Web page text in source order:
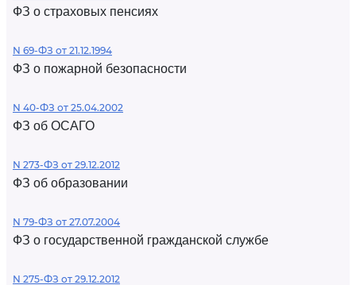
ФЗ о страховых пенсиях
N 69-ФЗ от 21.12.1994
ФЗ о пожарной безопасности
N 40-ФЗ от 25.04.2002
ФЗ об ОСАГО
N 273-ФЗ от 29.12.2012
ФЗ об образовании
N 79-ФЗ от 27.07.2004
ФЗ о государственной гражданской службе
N 275-ФЗ от 29.12.2012